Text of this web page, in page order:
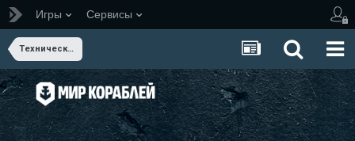
Игры Сервисы
Технические вопросы